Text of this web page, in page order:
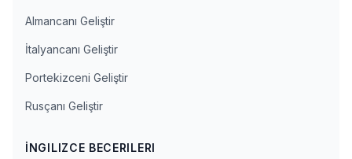
Almancanı Geliştir
İtalyancanı Geliştir
Portekizceni Geliştir
Rusçanı Geliştir
İNGILIZCE BECERILERI